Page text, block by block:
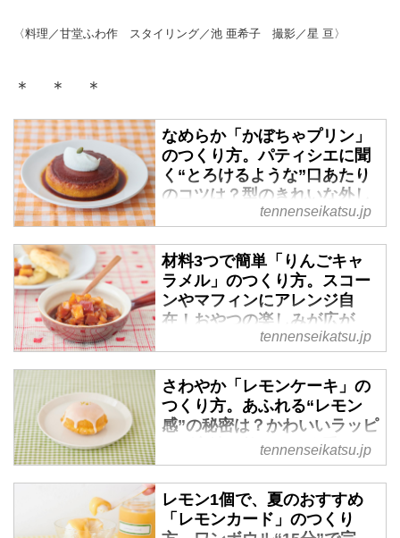
〈料理／甘堂ふわ作 スタイリング／池 亜希子 撮影／星 亘〉
＊ ＊ ＊
なめらか「かぼちゃプリン」
のつくり方。パティシエに聞
く“とろけるような”口あたり
のコツは？型のきれいな外し
方も｜手づくりお菓子の店・
- 天然生活web
疲れた心をやさしくいやす、手づ
くりお菓子の店「甘堂ふわ作」さ
んに、秋の定番おやつ「かぼちゃ
プリン」の失敗しないコツと基本
た。
tennenseikatsu.jp
材料3つで簡単「りんごキャ
ラメル」のつくり方。スコー
ンやマフィンにアレンジ自
在！おやつの楽しみが広が
る“りんご”のつくりおき｜手
作のやさしいおやつ - 天然生
活web
疲れた心をやさしくいやす、手づ
くりお菓子の店「甘堂ふわ作」さ
んに、自宅でも手軽につくれるお
やつレシピを教えていただきまし
た。今回紹介するのは、りんごの
おやつの簡単つくりおき「りんご
tennenseikatsu.jp
さわやか「レモンケーキ」の
つくり方。あふれる“レモン
感”の秘密は？かわいいラッピ
ング方法も教えます｜手づく
りお菓子の店・甘堂ふわ作の
やさしいおやつ - 天然生活
web
やさしい甘さで心を癒す、手づく
tennenseikatsu.jp
レモン1個で、夏のおすすめ
「レモンカード」のつくり